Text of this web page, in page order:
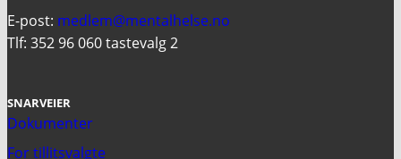
E-post: medlem@mentalhelse.no
Tlf: 352 96 060 tastevalg 2
SNARVEIER
Dokumenter
For tillitsvalgte